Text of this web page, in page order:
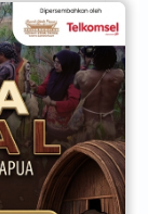
pada